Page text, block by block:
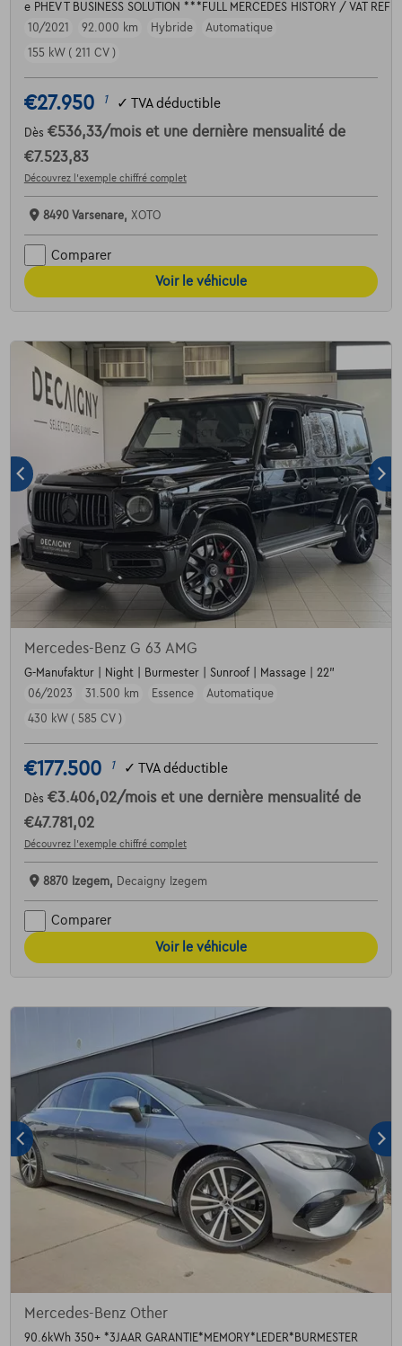
e PHEV T BUSINESS SOLUTION ***FULL MERCEDES HISTORY / VAT
10/2021
92.000 km Hybride
Automatique
155 kW ( 211 CV )
€27.950 1 ✓ TVA déductible
Dès €536,33/mois et une dernière mensualité de
€7.523,83
Découvrez l’exemple chiffré complet
8490 Varsenare, XOTO
Comparer
Voir le véhicule
Mercedes-Benz G 63 AMG
G-Manufaktur | Night | Burmester | Sunroof | Massage | 22"
06/2023
31.500 km Essence
Automatique
430 kW ( 585 CV )
€177.500 1 ✓ TVA déductible
Dès €3.406,02/mois et une dernière mensualité de
€47.781,02
Découvrez l’exemple chiffré complet
8870 Izegem, Decaigny Izegem
Comparer
Voir le véhicule
Mercedes-Benz Other
90.6kWh 350+ *3JAAR GARANTIE*MEMORY*LEDER*BURMESTER